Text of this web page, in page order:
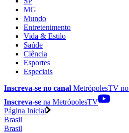
MG
Mundo
Entretenimento
Vida & Estilo
Saúde
Ciência
Esportes
Especiais
Inscreva-se no canal MetrópolesTV no
Inscreva-se na MetrópolesTV
Página Inicial
Brasil
Brasil